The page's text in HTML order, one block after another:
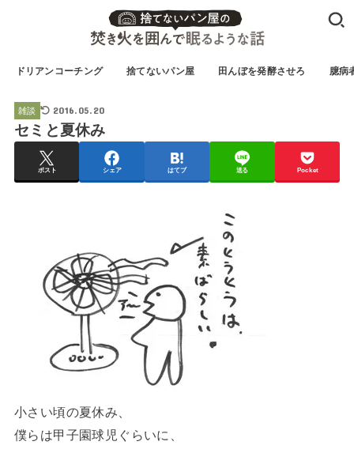
ドリアンコーチング 捨てないパン屋 田んぼを発酵させろ 臆病
雑談 2016.05.20
セミと夏休み
ポスト シェア はてブ 送る Pocket
小さい頃の夏休み、
僕らは甲子園球児ぐらいに、